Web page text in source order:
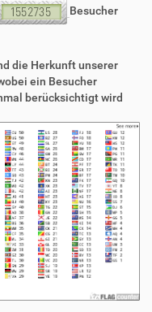
Besucher
die Herkunft unserer
ein Besucher
berücksichtigt wird